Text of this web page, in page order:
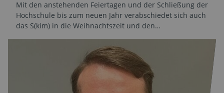
Mit den anstehenden Feiertagen und der Schließung der
Hochschule bis zum neuen Jahr verabschiedet sich auch
das S(kim) in die Weihnachts­zeit und den…